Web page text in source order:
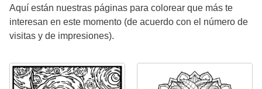
Aquí están nuestras páginas para colorear que más te
interesan en este momento (de acuerdo con el número de
visitas y de impresiones).